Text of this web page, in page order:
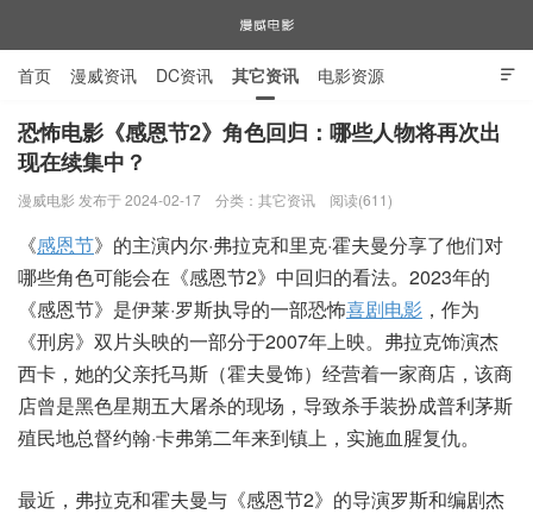
漫威电影

首页 漫威资讯 DC资讯 其它资讯 电影资源
电视剧资源 漫威图片
恐怖电影《感恩节2》角色回归：哪些人物将再次出
现在续集中？
漫威电影 发布于 2024-02-17 分类： 其它资讯 阅读(611)
《感恩节》的主演内尔·弗拉克和里克·霍夫曼分享了他们对
哪些角色可能会在《感恩节2》中回归的看法。2023年的
《感恩节》是伊莱·罗斯执导的一部恐怖喜剧电影 ，作为
《刑房》双片头映的一部分于2007年上映。弗拉克饰演杰
西卡，她的父亲托马斯（霍夫曼饰）经营着一家商店，该商
店曾是黑色星期五大屠杀的现场，导致杀手装扮成普利茅斯
殖民地总督约翰·卡弗第二年来到镇上，实施血腥复仇。
最近，弗拉克和霍夫曼与《感恩节2》的导演罗斯和编剧杰